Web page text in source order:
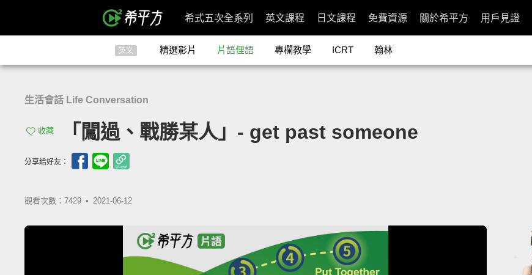
希式五次全系列 英文課程 日文課程 免費資源 關於希平方 用戶見證
英文 精選影片 片語俚語 專欄教學 ICRT 翰林
生活會話 Life Conversation
收藏 「闖過、戰勝某人」- get past someone
分享給好友：
觀看次數：7429 • 2021-06-12